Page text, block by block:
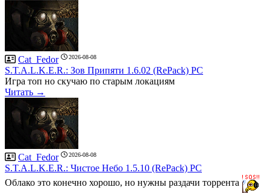
Cat_Fedor 2026-08-08
S.T.A.L.K.E.R.: Зов Припяти 1.6.02 (RePack) PC
Игра топ но скучаю по старым локациям
Читать →
Cat_Fedor 2026-08-08
S.T.A.L.K.E.R.: Чистое Небо 1.5.10 (RePack) PC
Облако это конечно хорошо, но нужны раздачи торрента